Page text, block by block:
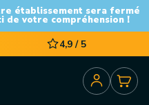
établissement sera fermé
de votre compréhension !
4,9 / 5